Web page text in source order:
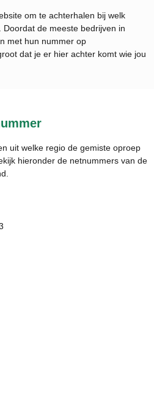
om te achterhalen bij welk
Doordat de meeste bedrijven in
met hun nummer op
dat je er hier achter komt wie jou
uit welke regio de gemiste oproep
hieronder de netnummers van de